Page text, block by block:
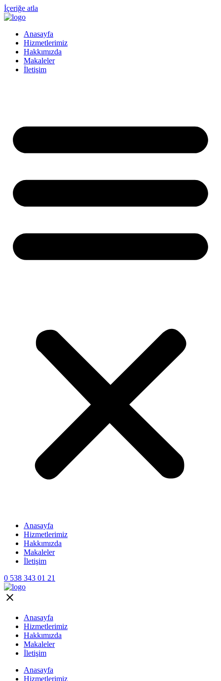
İçeriğe atla
Anasayfa
Hizmetlerimiz
Hakkımızda
Makaleler
İletişim
Anasayfa
Hizmetlerimiz
Hakkımızda
Makaleler
İletişim
0 538 343 01 21
Anasayfa
Hizmetlerimiz
Hakkımızda
Makaleler
İletişim
Anasayfa
Hizmetlerimiz